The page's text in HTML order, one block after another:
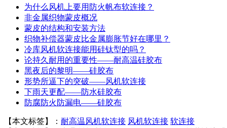
为什么风机上要用防火帆布软连接？
非金属织物蒙皮概况
蒙皮的结构和安装方法
织物补偿器蒙皮比金属膨胀节好在哪里？
冷库风机软连接能用硅钛型的吗？
论持久耐用的重要性——耐高温硅胶布
黑夜后的黎明——硅胶布
形势所逼下的突破——风机软连接
下雨天更配——防水硅胶布
防腐防火防漏电——硅胶布
【本文标签】： 耐高温风机软连接 风机软连接 软连接